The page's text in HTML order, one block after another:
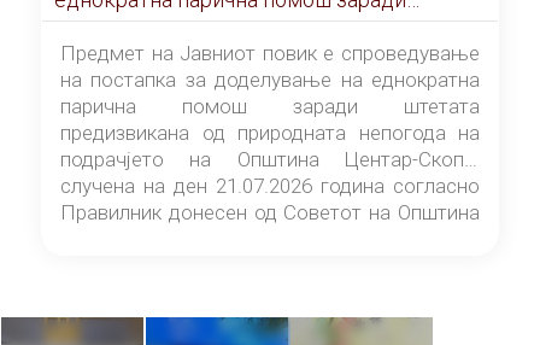
штетата предизвикана од природната
непогода на подрачјето на Општина
Центар-Скопје случена на ден 21.07.2026
година
Предмет на Јавниот повик е спроведување
на постапка за доделување на еднократна
парична помош заради штетата
предизвикана од природната непогода на
подрачјето на Општина Центар-Скопје
случена на ден 21.07.2026 година согласно
Правилник донесен од Советот на Општина